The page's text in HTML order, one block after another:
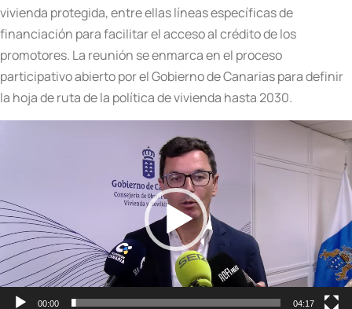
vivienda protegida, entre ellas líneas específicas de
financiación para facilitar el acceso al crédito de los
promotores. La reunión se enmarca en el proceso
participativo abierto por el Gobierno de Canarias para definir
la hoja de ruta de la política de vivienda hasta 2030.
00:00 04:17